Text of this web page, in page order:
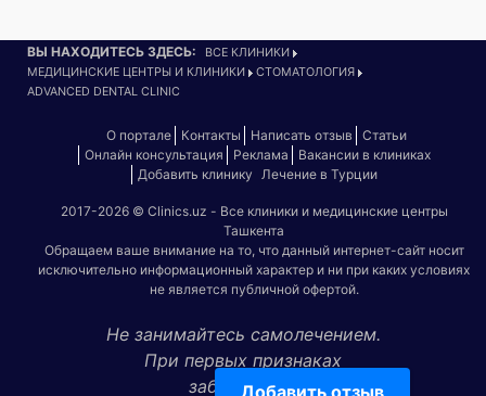
Добавить отзыв
ВЫ НАХОДИТЕСЬ ЗДЕСЬ:
ВСЕ КЛИНИКИ
МЕДИЦИНСКИЕ ЦЕНТРЫ И КЛИНИКИ
СТОМАТОЛОГИЯ
ADVANCED DENTAL CLINIC
О портале Контакты Написать отзыв
Статьи
Онлайн консультация
Реклама
Вакансии в клиниках
Добавить клинику Лечение в Турции
2017-2026 © Clinics.uz - Все клиники и медицинские центры
Ташкента
Обращаем ваше внимание на то, что данный интернет-сайт носит
исключительно информационный характер и ни при каких условиях
не является публичной офертой.
Не занимайтесь самолечением.
При первых признаках
заболевания